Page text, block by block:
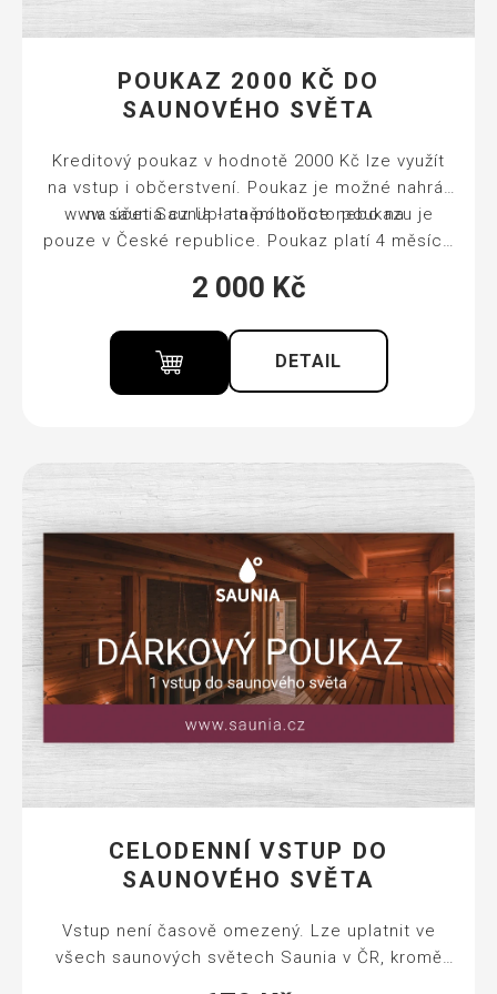
POUKAZ 2000 KČ DO
SAUNOVÉHO SVĚTA
Kreditový poukaz v hodnotě 2000 Kč lze využít
na vstup i občerstvení. Poukaz je možné nahrát
na účet Saunia - na pobočce nebo na
www.saunia.czUplatnění tohoto poukazu je
pouze v České republice. Poukaz platí 4 měsíce
vstupu.
2 000 Kč
DETAIL
CELODENNÍ VSTUP DO
SAUNOVÉHO SVĚTA
Vstup není časově omezený. Lze uplatnit ve
všech saunových světech Saunia v ČR, kromě